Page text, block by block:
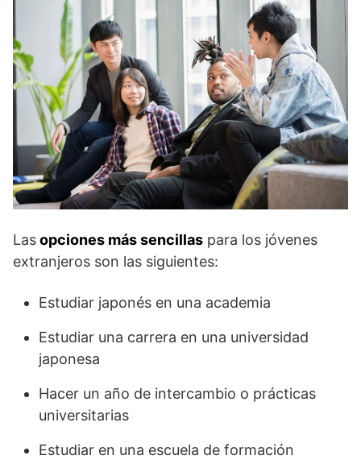
Lasopciones más sencillas para los jóvenes
extranjeros son las siguientes:
Estudiar japonés en una academia
Estudiar una carrera en una universidad
japonesa
Hacer un año de intercambio o prácticas
universitarias
Estudiar en una escuela de formación